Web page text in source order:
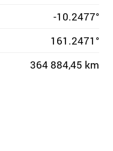
-10.2477°
161.2471°
364 884,45 km